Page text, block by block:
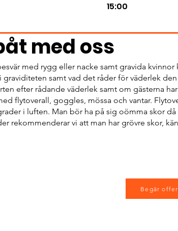
med oss
med rygg eller nacke samt gravida
graviditeten samt vad det råder för väderlek
efter rådande väderlek samt om gästerna
flytoverall, goggles, mössa och vantar.
i luften. Man bör ha på sig oömma skor
rekommenderar vi att man har grövre skor,
15:00
Begär